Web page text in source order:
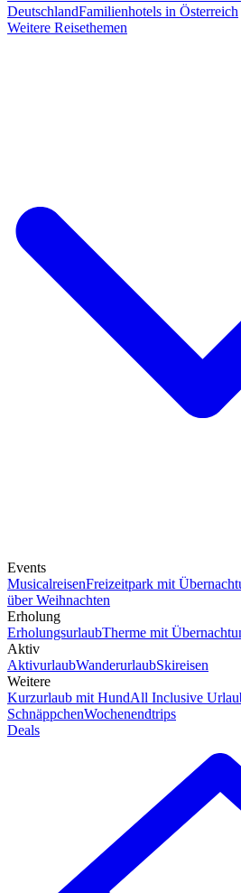
DeutschlandFamilienhotels in Österreich
Weitere Reisethemen
Events
MusicalreisenFreizeitpark mit
über Weihnachten
Erholung
ErholungsurlaubTherme mit
Aktiv
AktivurlaubWanderurlaubSkireisen
Weitere
Kurzurlaub mit HundAll Inclusive
SchnäppchenWochenendtrips
Deals